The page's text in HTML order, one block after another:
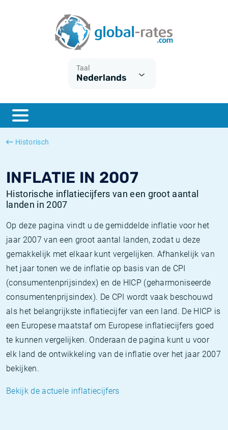
Taal
Nederlands
Historisch
INFLATIE IN 2007
Historische inflatiecijfers van een groot aantal
landen in 2007
Op deze pagina vindt u de gemiddelde inflatie voor het
jaar 2007 van een groot aantal landen, zodat u deze
gemakkelijk met elkaar kunt vergelijken. Afhankelijk van
het jaar tonen we de inflatie op basis van de CPI
(consumentenprijsindex) en de HICP (geharmoniseerde
consumentenprijsindex). De CPI wordt vaak beschouwd
als het belangrijkste inflatiecijfer van een land. De HICP is
een Europese maatstaf om Europese inflatiecijfers goed
te kunnen vergelijken. Onderaan de pagina kunt u voor
elk land de ontwikkeling van de inflatie over het jaar 2007
bekijken.
Bekijk de actuele inflatiecijfers
ESTER
SONIA
Wat is CPI inflatie?
Wat is HICP inflatie?
Nederlandse inflatie - CPI
Amerikaanse inflatie - CPI
Euribor historie
SOFR historie
TONAR historie
Inflatiecalculator